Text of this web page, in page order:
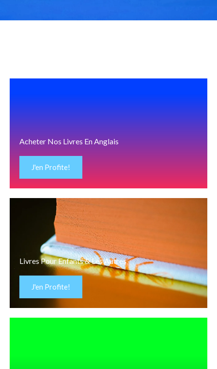
Acheter Nos Livres En Anglais
J'en Profite!
Livres Pour Enfants & Les Autres
J'en Profite!